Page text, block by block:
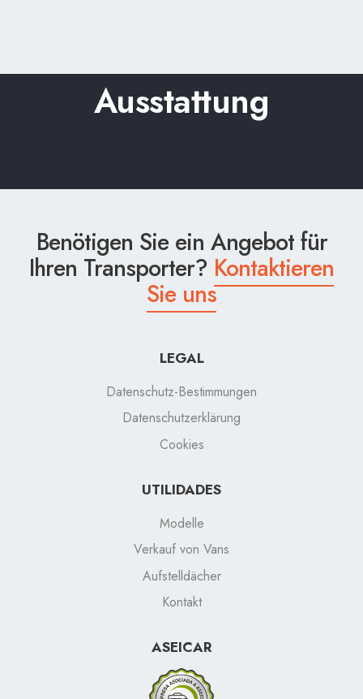
Ausstattung
Benötigen Sie ein Angebot für
Ihren Transporter? Kontaktieren
Sie uns
LEGAL
Datenschutz-Bestimmungen
Datenschutzerklärung
Cookies
UTILIDADES
Modelle
Verkauf von Vans
Aufstelldächer
Kontakt
ASEICAR